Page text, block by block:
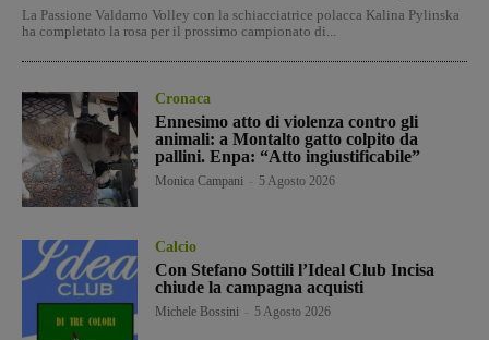
La Passione Valdarno Volley con la schiacciatrice polacca Kalina Pylinska
ha completato la rosa per il prossimo campionato di...
Cronaca
Ennesimo atto di violenza contro gli
animali: a Montalto gatto colpito da
pallini. Enpa: “Atto ingiustificabile”
Monica Campani 5 Agosto 2026
Calcio
Con Stefano Sottili l’Ideal Club Incisa
chiude la campagna acquisti
Michele Bossini 5 Agosto 2026